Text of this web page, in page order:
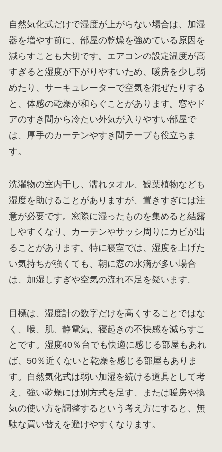
自然気化式だけで湿度が上がらない場合は、加湿
器を増やす前に、部屋の乾燥を強めている原因を
減らすことも大切です。エアコンの設定温度が高
すぎると湿度が下がりやすいため、暖房を少し弱
めたり、サーキュレーターで空気を混ぜたりする
と、体感の乾燥が和らぐことがあります。窓やド
アのすき間から冷たい外気が入りやすい部屋で
は、厚手のカーテンやすき間テープも役立ちま
す。
洗濯物の室内干し、濡れタオル、観葉植物なども
湿度を助けることがありますが、置きすぎには注
意が必要です。窓際に湿ったものを集めると結露
しやすくなり、カーテンやサッシ周りにカビが出
ることがあります。特に寝室では、湿度を上げた
い気持ちが強くても、朝に窓の水滴が多い場合
は、加湿しすぎや空気の流れ不足を疑います。
目標は、湿度計の数字だけを高くすることではな
く、喉、肌、静電気、寝起きの不快感を減らすこ
とです。湿度40％台でも快適に感じる部屋もあれ
ば、50％近くないと乾燥を感じる部屋もありま
す。自然気化式は弱い加湿を続ける道具として考
え、強い乾燥には別方式を足す、または暖房や換
気の使い方を調整するという考え方にすると、無
駄な買い替えを避けやすくなります。